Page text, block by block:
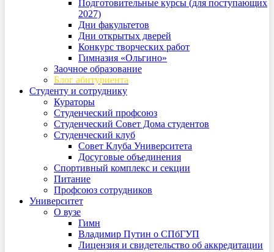
Подготовительные курсы (для поступающих
2027)
Дни факультетов
Дни открытых дверей
Конкурс творческих работ
Гимназия «Ольгино»
Заочное образование
Блог абитуриента
Студенту и сотруднику
Кураторы
Студенческий профсоюз
Студенческий Совет Дома студентов
Студенческий клуб
Совет Клуба Университета
Досуговые объединения
Спортивный комплекс и секции
Питание
Профсоюз сотрудников
Университет
О вузе
Гимн
Владимир Путин о СПбГУП
Лицензия и свидетельство об аккредитации